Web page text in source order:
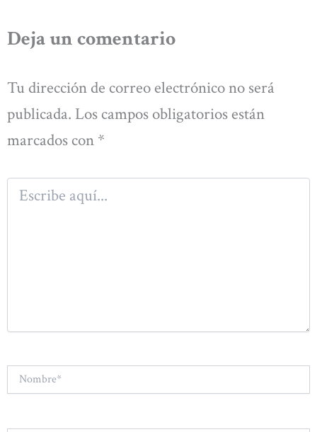
Deja un comentario
Tu dirección de correo electrónico no será
publicada. Los campos obligatorios están
marcados con *
aquí...